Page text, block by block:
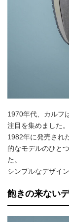
1970年代、カルフ
注目を集めました。
1982年に発売され
的なモデルのひと
た。
シンプルなデザイ
飽きの来ない